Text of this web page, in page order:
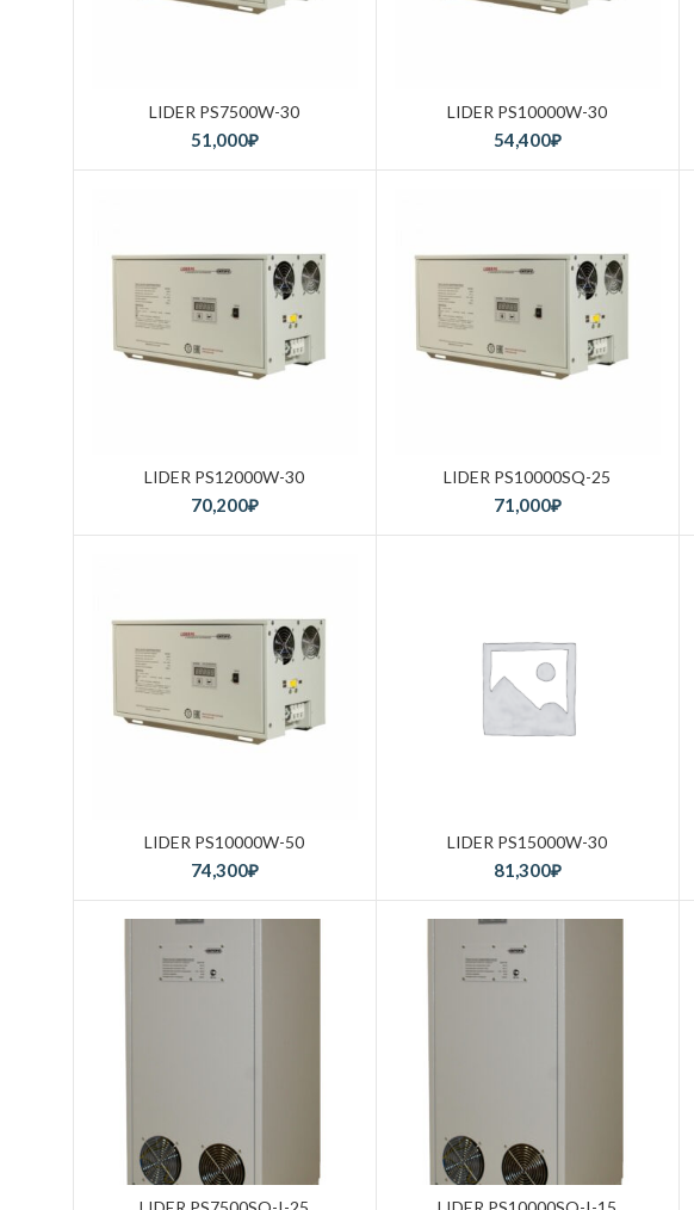
LIDER PS7500W-30
51,000₽
LIDER PS10000W-30
54,400₽
LIDER PS12000W-30
70,200₽
LIDER PS10000SQ-25
71,000₽
LIDER PS10000W-50
74,300₽
LIDER PS15000W-30
81,300₽